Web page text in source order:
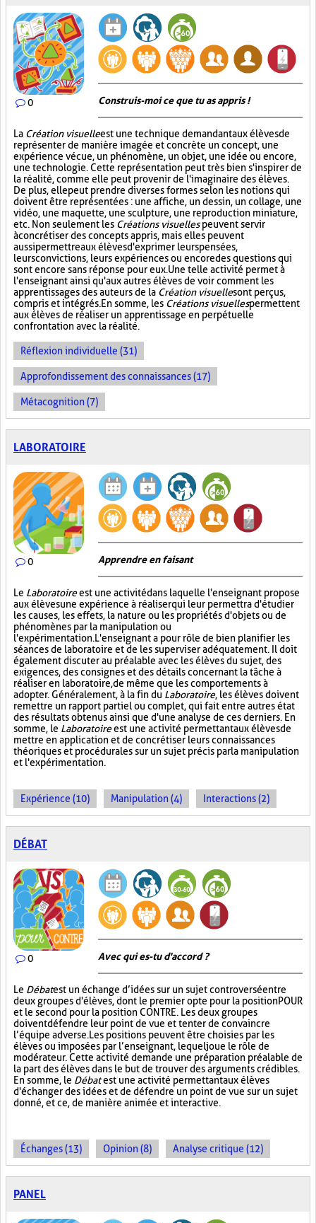
0 Construis-moi ce que tu as appris !
La Création visuelleest une technique demandant aux élèves de
représenter de manière imagée et concrète un concept, une
expérience vécue, un phénomène, un objet, une idée ou encore,
une technologie. Cette représentation peut très bien s'inspirer de
la réalité, comme elle peut provenir de l'imaginaire des élèves.
De plus, elle peut prendre diverses formes selon les notions qui
doivent être représentées : une affiche, un dessin, un collage, une
vidéo, une maquette, une sculpture, une reproduction miniature,
etc. Non seulement les Créations visuellespeuvent servir
à concrétiser des concepts appris, mais elles peuvent
aussi permettre aux élèves d'exprimer leurs pensées,
leurs convictions, leurs expériences ou encore des questions qui
sont encore sans réponse pour eux. Une telle activité permet à
l'enseignant ainsi qu'aux autres élèves de voir comment les
apprentissages des auteurs de la Création visuellesont perçus,
compris et intégrés. En somme, les Créations visuellespermettent
aux élèves de réaliser un apprentissage en perpétuelle
confrontation avec la réalité.
Réflexion individuelle (31)
Approfondissement des connaissances (17)
Métacognition (7)
LABORATOIRE
0 Apprendre en faisant
Le Laboratoireest une activité dans laquelle l'enseignant propose
aux élèves une expérience à réaliser qui leur permettra d'étudier
les causes, les effets, la nature ou les propriétés d'objets ou de
phénomènes par la manipulation ou
l'expérimentation. L'enseignant a pour rôle de bien planifier les
séances de laboratoire et de les superviser adéquatement. Il doit
également discuter au préalable avec les élèves du sujet, des
exigences, des consignes et des détails concernant la tâche à
réaliser en laboratoire, de même que les comportements à
adopter. Généralement, à la fin du Laboratoire, les élèves doivent
remettre un rapport partiel ou complet, qui fait entre autres état
des résultats obtenus ainsi que d'une analyse de ces derniers. En
somme, le Laboratoireest une activité permettant aux élèves de
mettre en application et de concrétiser leurs connaissances
théoriques et procédurales sur un sujet précis par la manipulation
et l'expérimentation.
Expérience (10) Manipulation (4) Interactions (2)
DÉBAT
0 Avec qui es-tu d'accord ?
Le Débatest un échange d’idées sur un sujet controversé entre
deux groupes d'élèves, dont le premier opte pour la position POUR
et le second pour la position CONTRE. Les deux groupes
doivent défendre leur point de vue et tenter de convaincre
l’équipe adverse. Les positions peuvent être choisies par les
élèves ou imposées par l’enseignant, lequel joue le rôle de
modérateur. Cette activité demande une préparation préalable de
la part des élèves dans le but de trouver des arguments crédibles.
En somme, le Débatest une activité permettant aux élèves
d'échanger des idées et de défendre un point de vue sur un sujet
donné, et ce, de manière animée et interactive.
Échanges (13) Opinion (8) Analyse critique (12)
PANEL